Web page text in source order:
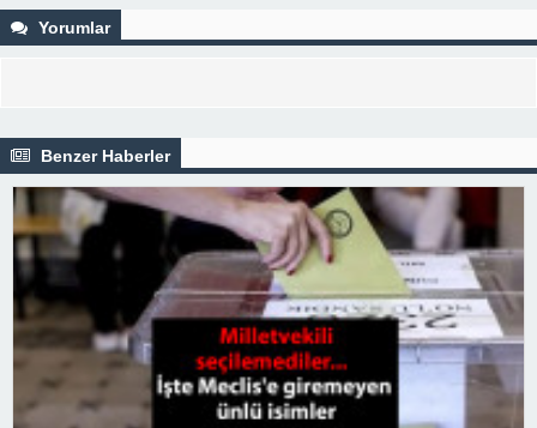
Yorumlar
Benzer Haberler